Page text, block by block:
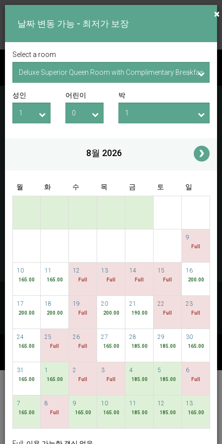
이용 가능 여부 확인
체크인 날짜 체크아웃 날짜
Access/Discount Code
가장 낮은 요금을 확인해보세요!
날짜 변동 가능
Hotel Bencoolen @
Hong Kong Street
한국어 SGD
×
날짜 변동 가능 - 최저가 보장
Select a room
성인 어린이 박
8월 2026
월 화 수 목 금 토 일
9
Full
10
165.00
11
165.00
12
Full
13
Full
14
Full
15
Full
16
200.00
17
200.00
18
200.00
19
Full
20
200.00
21
190.00
22
Full
23
Full
24
165.00
25
Full
26
Full
27
165.00
28
185.00
29
185.00
30
165.00
31
165.00
1
165.00
2
Full
3
Full
4
185.00
5
185.00
6
Full
7
165.00
8
Full
9
165.00
10
165.00
11
185.00
12
185.00
13
165.00